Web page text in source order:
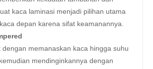
kaca laminasi menjadi pilihan utama
depan karena sifat keamanannya.
dengan memanaskan kaca hingga suhu
mendinginkannya dengan